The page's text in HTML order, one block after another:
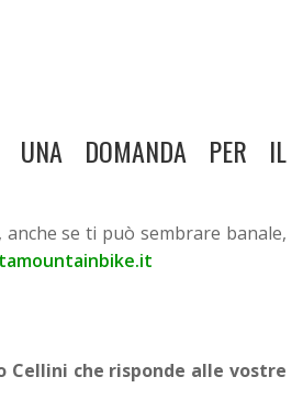
UNA DOMANDA PER IL
anche se ti può sembrare banale,
Cellini che risponde alle vostre